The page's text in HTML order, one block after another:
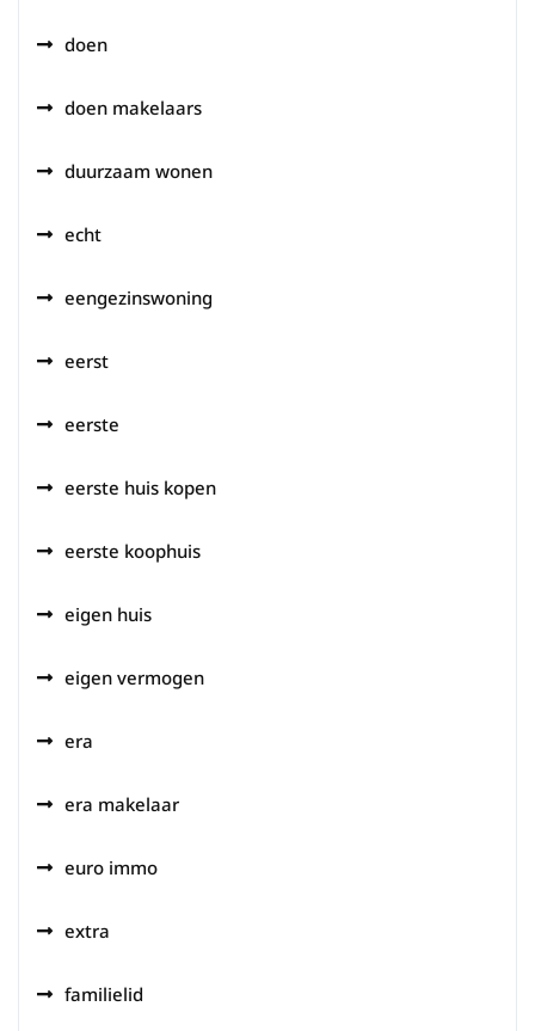
doen
doen makelaars
duurzaam wonen
echt
eengezinswoning
eerst
eerste
eerste huis kopen
eerste koophuis
eigen huis
eigen vermogen
era
era makelaar
euro immo
extra
familielid